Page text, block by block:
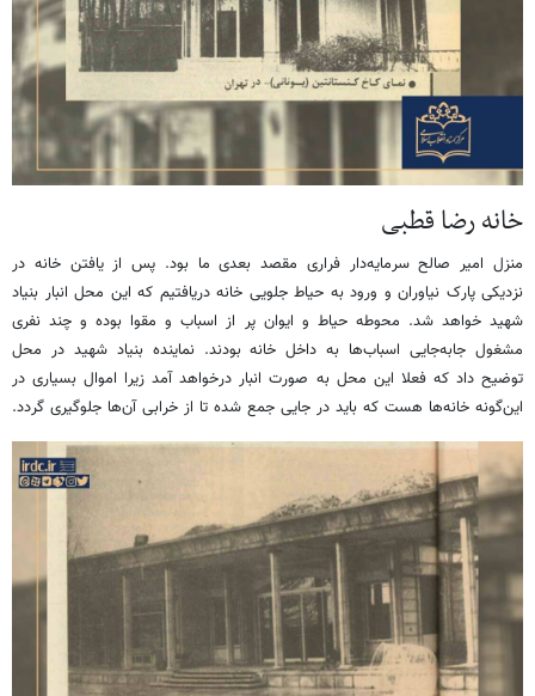
خانه رضا قطبی
منزل امیر صالح سرمایه‌دار فراری مقصد بعدی ما بود. پس از یافتن خانه در
نزدیکی پارک نیاوران و ورود به حیاط جلویی خانه دریافتیم که این محل انبار بنیاد
شهید خواهد شد. محوطه حیاط و ایوان پر از اسباب و مقوا بوده و چند نفری
مشغول جابه‌جایی اسباب‌ها به داخل خانه بودند. نماینده بنیاد شهید در محل
توضیح داد که فعلا این محل به صورت انبار درخواهد آمد زیرا اموال بسیاری در
این‌گونه خانه‌ها هست که باید در جایی جمع شده تا از خرابی آن‌ها جلوگیری گردد.